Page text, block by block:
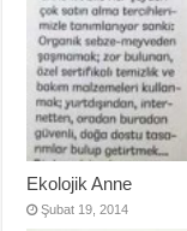
Ekolojik Anne
Şubat 19, 2014